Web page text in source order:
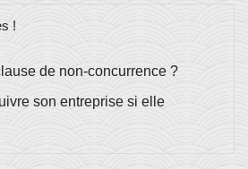
!
de non-concurrence ?
son entreprise si elle